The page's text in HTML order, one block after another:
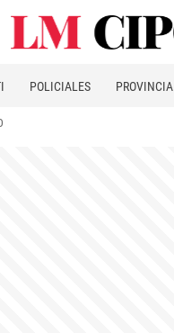
POLICIALES PROVINCIA